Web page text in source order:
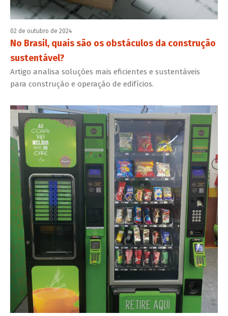
02 de outubro de 2024
No Brasil, quais são os obstáculos da construção
sustentável?
Artigo analisa soluções mais eficientes e sustentáveis
para construção e operação de edifícios.